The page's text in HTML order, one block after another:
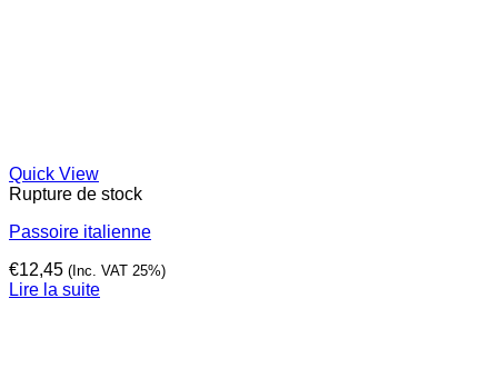
Quick View
Rupture de stock
Passoire italienne
€12,45 (Inc. VAT 25%)
Lire la suite